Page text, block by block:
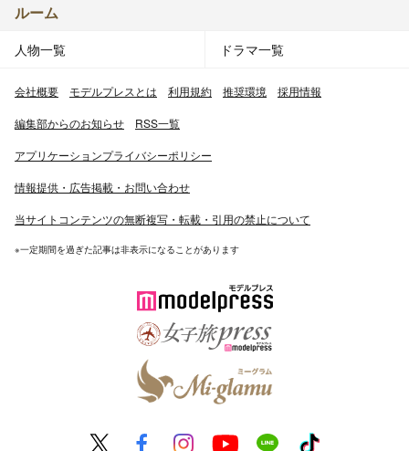
ルーム
人物一覧 ドラマ一覧
会社概要 モデルプレスとは 利用規約 推奨環境 採用情報
編集部からのお知らせ RSS一覧
アプリケーションプライバシーポリシー
情報提供・広告掲載・お問い合わせ
当サイトコンテンツの無断複写・転載・引用の禁止について
※一定期間を過ぎた記事は非表示になることがあります